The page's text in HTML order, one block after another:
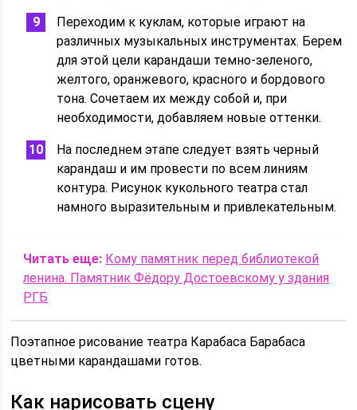
Переходим к куклам, которые играют на
различных музыкальных инструментах. Берем
для этой цели карандаши темно-зеленого,
желтого, оранжевого, красного и бордового
тона. Сочетаем их между собой и, при
необходимости, добавляем новые оттенки.
На последнем этапе следует взять черный
карандаш и им провести по всем линиям
контура. Рисунок кукольного театра стал
намного выразительным и привлекательным.
Читать еще: Кому памятник перед библиотекой
ленина. Памятник Фёдору Достоевскому у здания
РГБ
Поэтапное рисование театра Карабаса Барабаса
цветными карандашами готов.
Как нарисовать сцену